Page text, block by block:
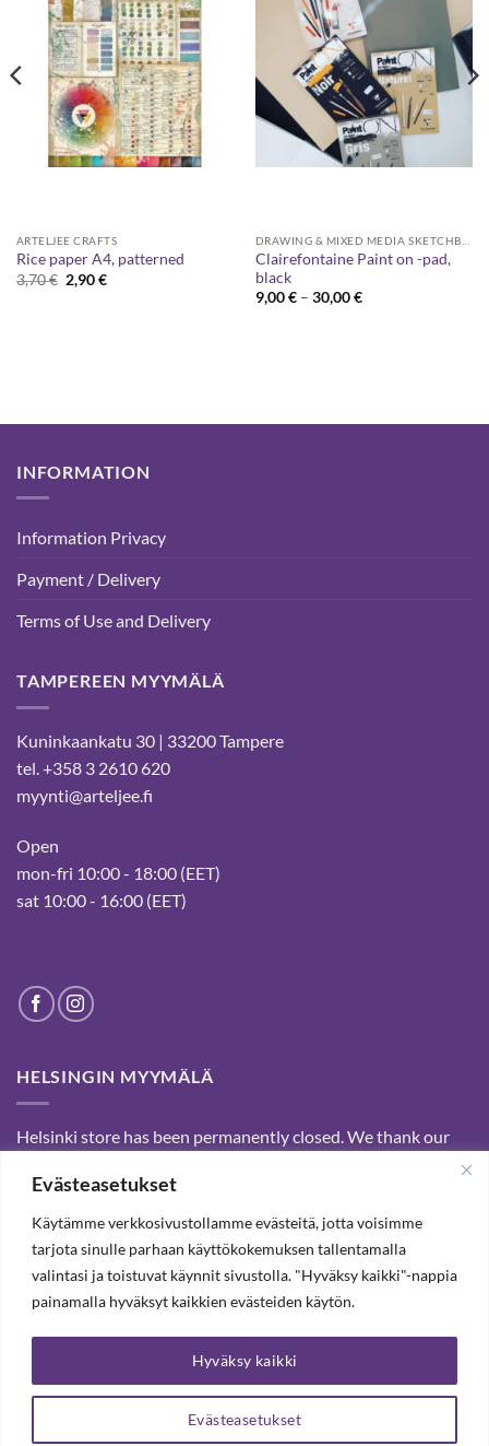
Evästeasetukset
Käytämme verkkosivustollamme evästeitä, jotta voisimme
tarjota sinulle parhaan käyttökokemuksen tallentamalla
valintasi ja toistuvat käynnit sivustolla. "Hyväksy kaikki"-nappia
painamalla hyväksyt kaikkien evästeiden käytön.
Evästeasetukset
Hyväksy kaikki
ARTELJEE CRAFTS
Rice paper A4, patterned
3,70€ Original
price
2,90€Current
Clairefontaine Paint on -pad,
black
9,00€ – 30,00€Price
INFORMATION
Information Privacy
Payment / Delivery
Terms of Use and Delivery
TAMPEREEN MYYMÄLÄ
Kuninkaankatu 30 | 33200 Tampere
tel. +358 3 2610 620
myynti@arteljee.fi
Open
mon-fri 10:00 - 18:00 (EET)
sat 10:00 - 16:00 (EET)
HELSINGIN MYYMÄLÄ
Helsinki store has been permanently closed. We thank our
customers for passed years and welcome you to our Tampere
shop and webstore.
SUBSCRIBE OUR NEWSLETTER TO RECEIVE 20%
DISCOUNT.
SUBSCRIBE OUR NEWSLETTER